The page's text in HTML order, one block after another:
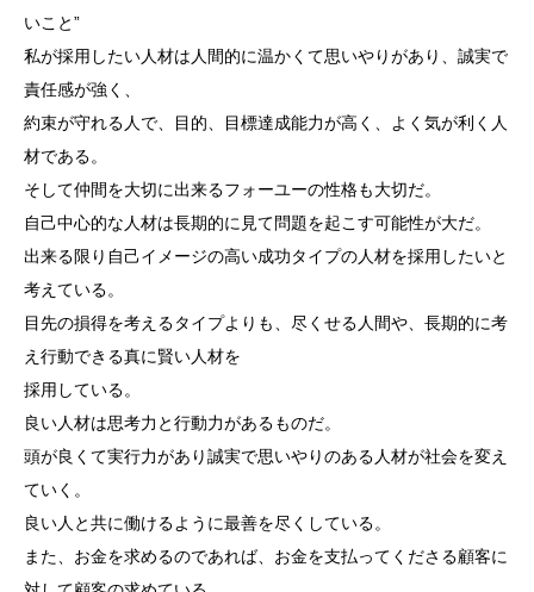
いこと”
私が採用したい人材は人間的に温かくて思いやりがあり、誠実で
責任感が強く、
約束が守れる人で、目的、目標達成能力が高く、よく気が利く人
材である。
そして仲間を大切に出来るフォーユーの性格も大切だ。
自己中心的な人材は長期的に見て問題を起こす可能性が大だ。
出来る限り自己イメージの高い成功タイプの人材を採用したいと
考えている。
目先の損得を考えるタイプよりも、尽くせる人間や、長期的に考
え行動できる真に賢い人材を
採用している。
良い人材は思考力と行動力があるものだ。
頭が良くて実行力があり誠実で思いやりのある人材が社会を変え
ていく。
良い人と共に働けるように最善を尽くしている。
また、お金を求めるのであれば、お金を支払ってくださる顧客に